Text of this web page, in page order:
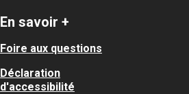
En savoir +
Foire aux questions
Déclaration
d'accessibilité